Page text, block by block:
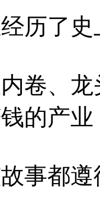
历了
卷、
的产业
事都